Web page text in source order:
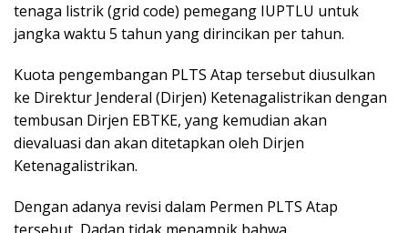
tenaga listrik (grid code) pemegang IUPTLU untuk
jangka waktu 5 tahun yang dirincikan per tahun.
Kuota pengembangan PLTS Atap tersebut diusulkan
ke Direktur Jenderal (Dirjen) Ketenagalistrikan dengan
tembusan Dirjen EBTKE, yang kemudian akan
dievaluasi dan akan ditetapkan oleh Dirjen
Ketenagalistrikan.
Dengan adanya revisi dalam Permen PLTS Atap